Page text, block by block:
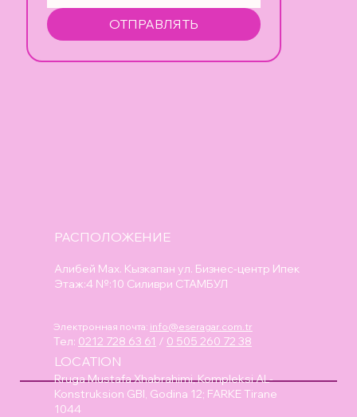
РАСПОЛОЖЕНИЕ
Алибей Мах. Кызкапан ул. Бизнес-центр Ипек
Этаж:4 №:10 Силиври СТАМБУЛ
Электронная почта: info@eseragar.com.tr
Тел: 0212 728 63 61 / 0 505 260 72 38
LOCATION
Rruga Mustafa Xhabrahimi, Kompleksi AL-
Konstruksion GBI, Godina 12; FARKE Tirane
1044
ОТПРАВЛЯТЬ